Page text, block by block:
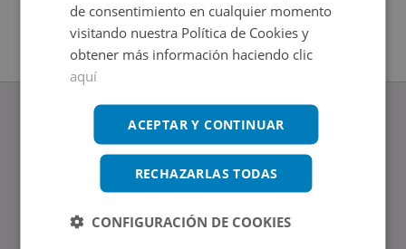
www.altamirainmuebles.com
Edificio Skylight
Tel.: 914 842 874
de consentimiento en cualquier momento
visitando nuestra Política de Cookies y
obtener más información haciendo clic
aquí
ACEPTAR Y CONTINUAR
RECHAZARLAS TODAS
CONFIGURACIÓN DE COOKIES